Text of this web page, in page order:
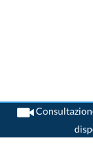
>Dentista>